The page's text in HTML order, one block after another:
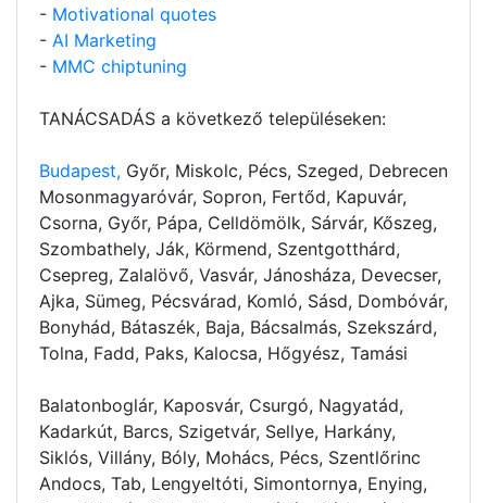
- Motivational quotes
- AI Marketing
- MMC chiptuning
TANÁCSADÁS a következő településeken:
Budapest, Győr, Miskolc, Pécs, Szeged, Debrecen
Mosonmagyaróvár, Sopron, Fertőd, Kapuvár,
Csorna, Győr, Pápa, Celldömölk, Sárvár, Kőszeg,
Szombathely, Ják, Körmend, Szentgotthárd,
Csepreg, Zalalövő, Vasvár, Jánosháza, Devecser,
Ajka, Sümeg, Pécsvárad, Komló, Sásd, Dombóvár,
Bonyhád, Bátaszék, Baja, Bácsalmás, Szekszárd,
Tolna, Fadd, Paks, Kalocsa, Hőgyész, Tamási
Balatonboglár, Kaposvár, Csurgó, Nagyatád,
Kadarkút, Barcs, Szigetvár, Sellye, Harkány,
Siklós, Villány, Bóly, Mohács, Pécs, Szentlőrinc
Andocs, Tab, Lengyeltóti, Simontornya, Enying,